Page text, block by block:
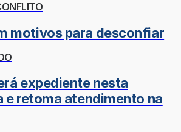
motivos para desconfiar
expediente nesta
retoma atendimento na